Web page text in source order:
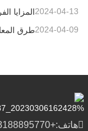
2024-04-13
2024-04-09
هاتف:+8613188895770